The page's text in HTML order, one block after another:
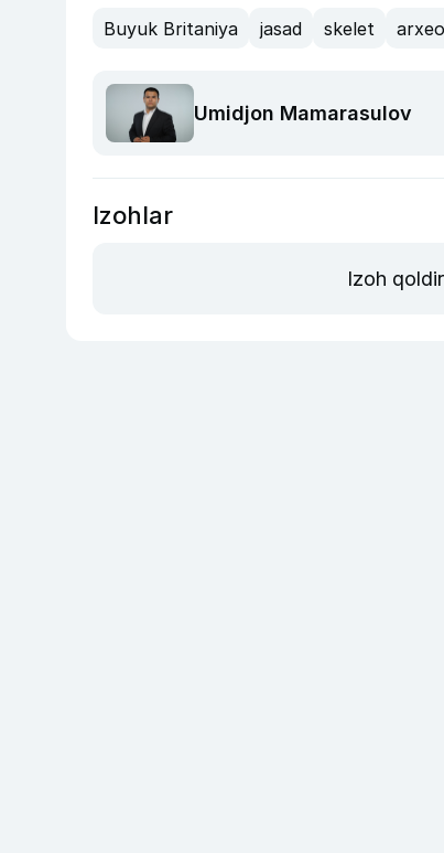
Buyuk Britaniya jasad skelet
Umidjon Mamarasulov
Izohlar
Izoh